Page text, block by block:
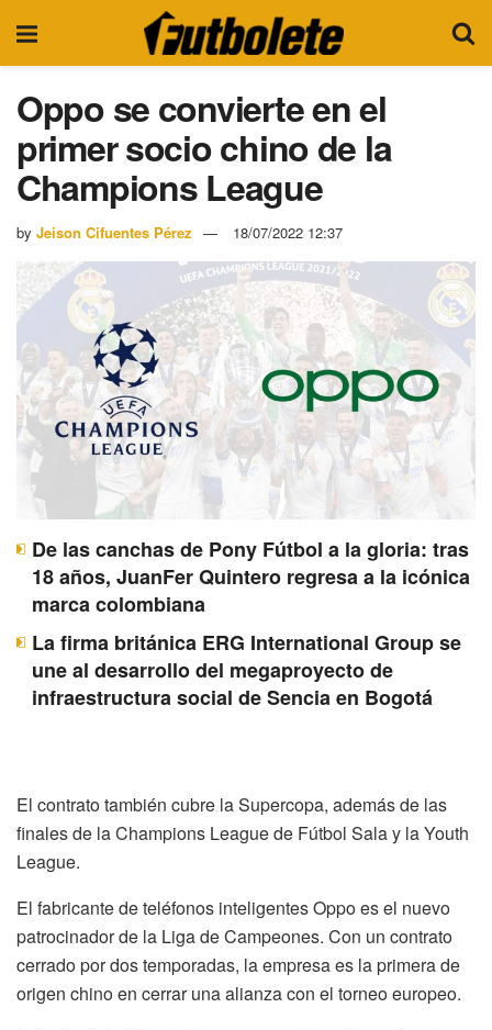
Oppo se convierte en el
primer socio chino de la
Champions League
by Jeison Cifuentes Pérez 18/07/2022 12:37
De las canchas de Pony Fútbol a la gloria: tras
18 años, JuanFer Quintero regresa a la icónica
marca colombiana
La firma británica ERG International Group se
une al desarrollo del megaproyecto de
infraestructura social de Sencia en Bogotá
El contrato también cubre la Supercopa, además de las
finales de la Champions League de Fútbol Sala y la Youth
League.
El fabricante de teléfonos inteligentes Oppo es el nuevo
patrocinador de la Liga de Campeones. Con un contrato
cerrado por dos temporadas, la empresa es la primera de
origen chino en cerrar una alianza con el torneo europeo.